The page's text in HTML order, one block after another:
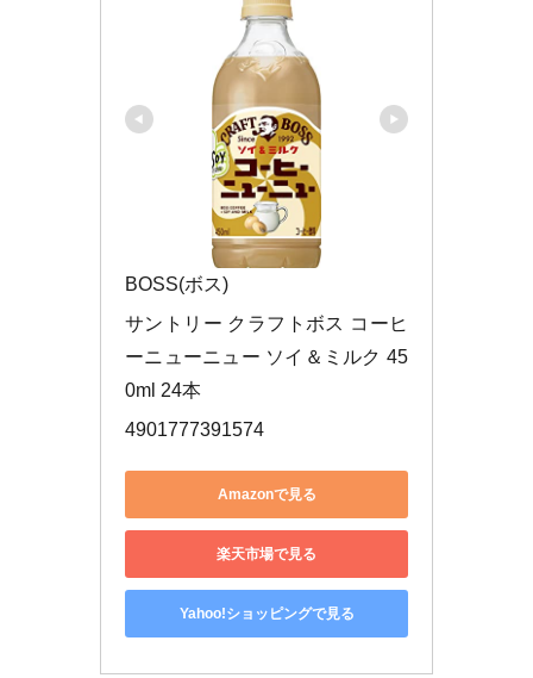
BOSS(ボス)
サントリー クラフトボス コーヒ
ーニューニュー ソイ＆ミルク 45
0ml 24本
4901777391574
Amazonで見る
楽天市場で見る
Yahoo!ショッピングで見る